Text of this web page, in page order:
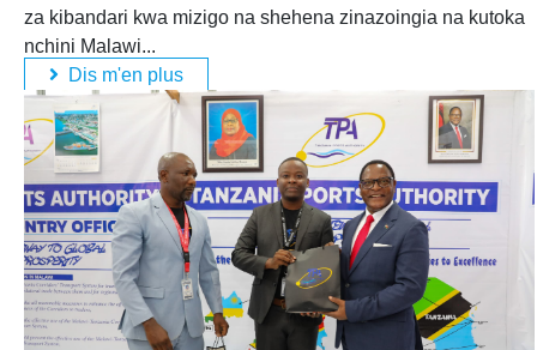
za kibandari kwa mizigo na shehena zinazoingia na kutoka
nchini Malawi...
Dis m'en plus